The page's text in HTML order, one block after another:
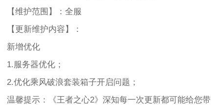
【维护范围】：全服
【更新维护内容】：
新增优化
1.服务器优化；
2.优化乘风破浪套装箱子开启问题；
温馨提示：《王者之心2》深知每一次更新都可能给您带